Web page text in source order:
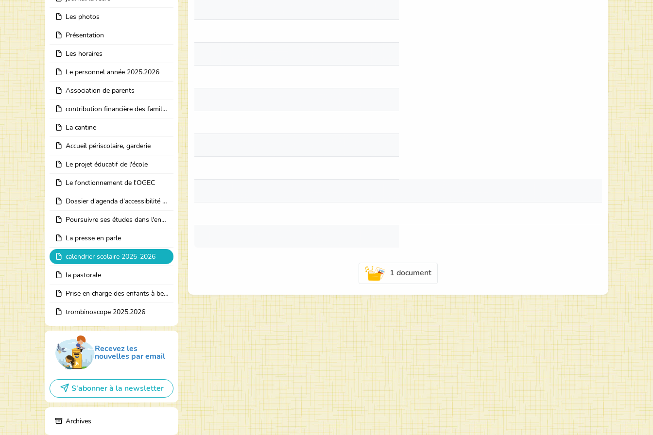
Les photos
Présentation
Les horaires
Le personnel année 2025.2026
Association de parents
contribution financière des familles pour l'année 2025 -2026
La cantine
Accueil périscolaire, garderie
Le projet éducatif de l'école
Le fonctionnement de l'OGEC
Dossier d'agenda d’accessibilité programmée de l’école Notre Dame en Chartreuse
Poursuivre ses études dans l'enseignement catholique
La presse en parle
calendrier scolaire 2025-2026
la pastorale
Prise en charge des enfants à besoins particuliers
trombinoscope 2025.2026
Recevez les
nouvelles par email
S'abonner à la newsletter
Archives
1 document